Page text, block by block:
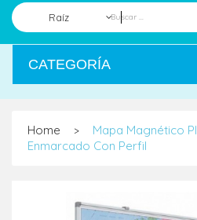
Raíz
CATEGORÍA
Home >
Mapa Magnético
Enmarcado Con Perfil